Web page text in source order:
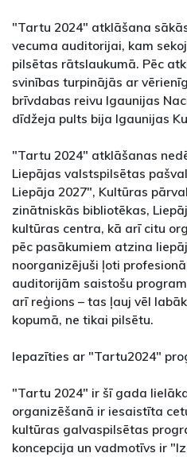
"Tartu 2024" atklāšana
vecuma auditorijai, kam
pilsētas rātslaukumā. Pēc
svinības turpinājās ar
brīvdabas reivu Igaunijas
dīdžeja pults bija Igaunijas
"Tartu 2024" atklāšanas
Liepājas valstspilsētas
Liepāja 2027", Kultūras
zinātniskās bibliotēkas,
kultūras centra, kā arī citu
pēc pasākumiem atzina
noorganizējuši ļoti
auditorijām saistošu
arī reģions – tas ļauj vēl
kopumā, ne tikai pilsētu.
Iepazīties ar "Tartu2024"
"Tartu 2024" ir šī gada
organizēšanā ir iesaistīta
kultūras galvaspilsētas
koncepcija un vadmotīvs ir